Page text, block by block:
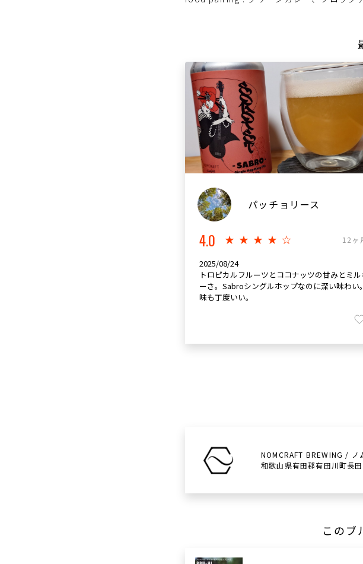
パッチョリース
4.0 ★★★★☆ 12ヶ
2025/08/24
トロピカルフルーツとココナッツの甘みとミル
ーさ。Sabroシングルホップなのに深い味わい
味も丁度いい。
NOMCRAFT BREWING / ノ
和歌山県有田郡有田川町長
このブ